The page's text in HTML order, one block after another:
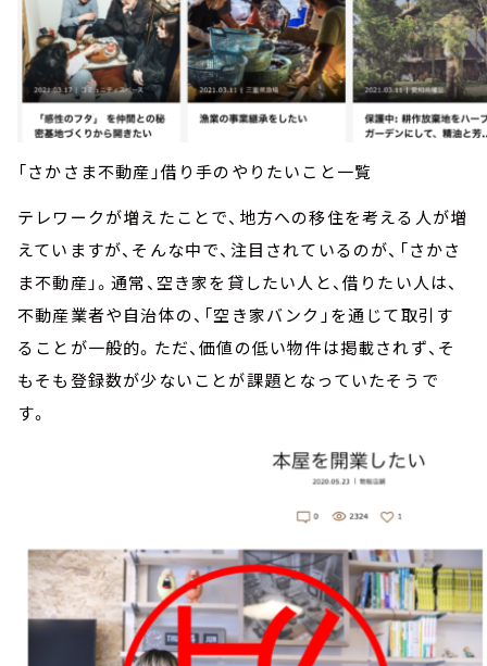
「さかさま不動産」借り手のやりたいこと一覧
テレワークが増えたことで、地方への移住を考える人が増
えていますが、そんな中で、注目されているのが、「さかさ
ま不動産」。通常、空き家を貸したい人と、借りたい人は、
不動産業者や自治体の、「空き家バンク」を通じて取引す
ることが一般的。ただ、価値の低い物件は掲載されず、そ
もそも登録数が少ないことが課題となっていたそうで
す。